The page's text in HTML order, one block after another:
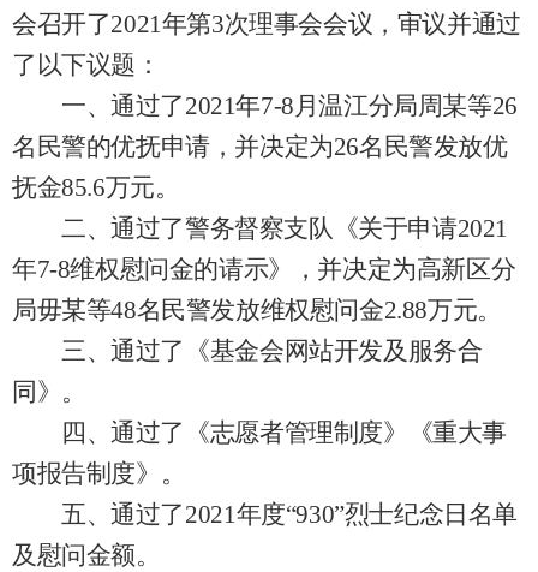
会召开了2021年第3次理事会会议，审议并通过
了以下议题：
一、通过了2021年7-8月温江分局周某等26
名民警的优抚申请，并决定为26名民警发放优
抚金85.6万元。
二、通过了警务督察支队《关于申请2021
年7-8维权慰问金的请示》，并决定为高新区分
局毋某等48名民警发放维权慰问金2.88万元。
三、通过了 《基金会网站开发及服务合
同》。
四、通过了 《志愿者管理制度》《重大事
项报告制度》。
五、通过了2021年度“930”烈士纪念日名单
及慰问金额。